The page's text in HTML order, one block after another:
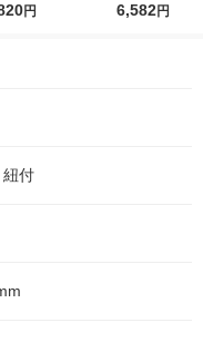
替え メガジャン
円
イキッドリリ
6,582円
紐付